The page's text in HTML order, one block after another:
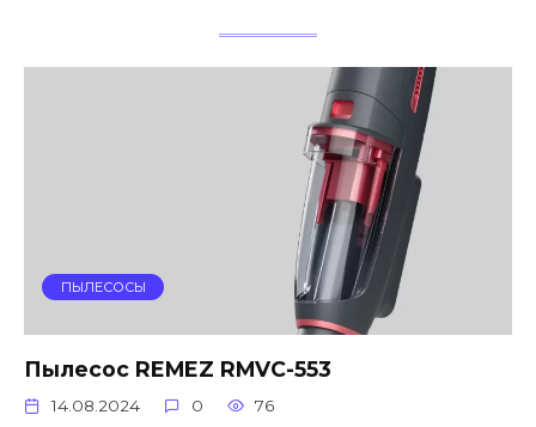
ПЫЛЕСОСЫ
Пылесос REMEZ RMVC-553
14.08.2024 0 76